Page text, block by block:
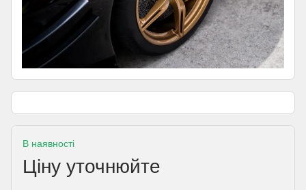
В наявності
Ціну уточнюйте